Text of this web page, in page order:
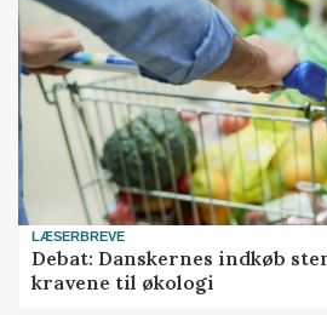
LÆSERBREVE
Debat: Danskernes indkøb
kravene til økologi